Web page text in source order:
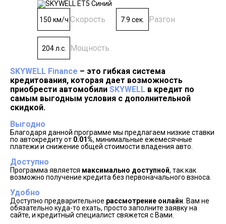
150 км/ч Скорость 7.9 сек. Разгон
204 л.с. Мощность
SKYWELL Finance – это гибкая система
кредитования, которая дает возможность
приобрести автомобили SKYWELL в кредит по
самым выгодным условия с дополнительной
скидкой.
Выгодно
Благодаря данной программе мы предлагаем низкие ставки
по автокредиту от 0.01%, минимальные ежемесячные
платежи и снижение общей стоимости владения авто.
Доступно
Программа является максимально доступной, так как
возможно получение кредита без первоначального взноса.
Удобно
Доступно предварительное рассмотрение онлайн . Вам не
обязательно куда-то ехать, просто заполните заявку на
сайте, и кредитный специалист свяжется с Вами.